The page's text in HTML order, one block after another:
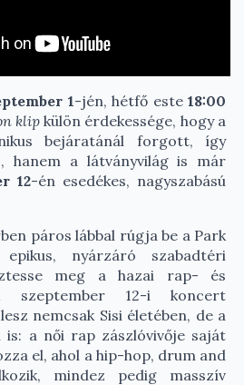
1-jén, hétfő este18:00
klipkülön érdekessége, hogy a
bejáratánál forgott, így
hanem a látványvilág is már
12-én esedékes, nagyszabású
páros lábbal rúgja be a Park
nyárzáró szabadtéri
meg a hazai rap- és
szeptember 12-i koncert
nemcsak Sisi életében, de a
is: a női rap zászlóvivője saját
el, ahol a hip-hop, drum and
mindez pedig masszív